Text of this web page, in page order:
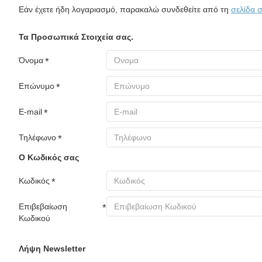
Εάν έχετε ήδη λογαριασμό, παρακαλώ συνδεθείτε από τη σελίδα
Τα Προσωπικά Στοιχεία σας.
Όνομα
Επώνυμο
E-mail
Τηλέφωνο
Ο Κωδικός σας
Κωδικός
Επιβεβαίωση
Κωδικού
Λήψη Newsletter